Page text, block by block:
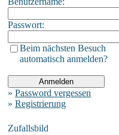
Passwort:
Beim nächsten Besuch
automatisch anmelden?
» Password vergessen
» Registrierung
Zufallsbild